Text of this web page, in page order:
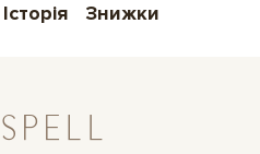
Історія Знижки